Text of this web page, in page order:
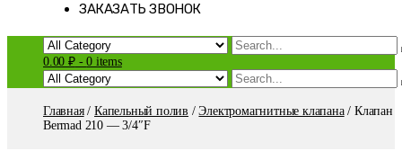
ЗАКАЗАТЬ ЗВОНОК
0.00 ₽-0 items
Главная/Капельный полив /Электромагнитные клапана/ Клапан
Bermad 210 — 3/4″F